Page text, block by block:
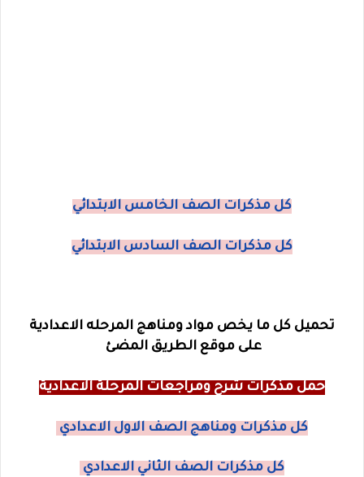
كل مذكرات الصف الخامس الابتدائي
كل مذكرات الصف السادس الابتدائي
تحميل كل ما يخص مواد ومناهج المرحله الاعدادية
على موقع الطريق المضئ
حمل مذكرات شرح ومراجعات المرحلة الاعدادية
كل مذكرات ومناهج الصف الاول الاعدادي
كل مذكرات الصف الثاني الاعدادي